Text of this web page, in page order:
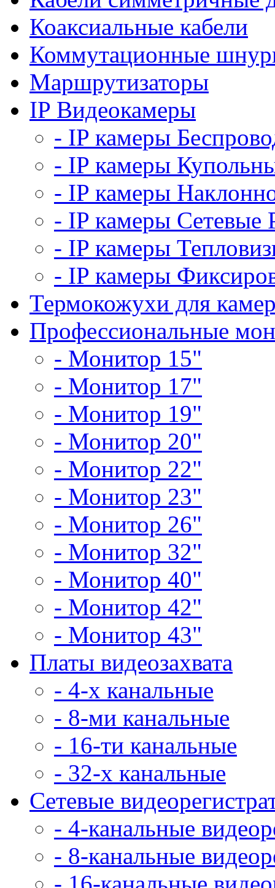
Коаксиальные кабели
Коммутационные
Маршрутизаторы
IP Видеокамеры
- IP камеры
- IP камеры
- IP камеры
- IP камеры Сетевые
- IP камеры
- IP камеры
Термокожухи для
Профессиональные
- Монитор 15"
- Монитор 17"
- Монитор 19"
- Монитор 20"
- Монитор 22"
- Монитор 23"
- Монитор 26"
- Монитор 32"
- Монитор 40"
- Монитор 42"
- Монитор 43"
Платы видеозахвата
- 4-х канальные
- 8-ми канальные
- 16-ти канальные
- 32-х канальные
Сетевые
- 4-канальные
- 8-канальные